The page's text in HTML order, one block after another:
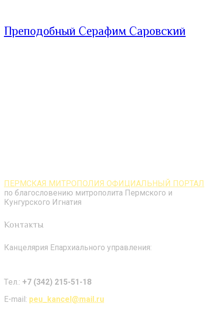
Преподобный Серафим Саровский
ПЕРМСКАЯ МИТРОПОЛИЯ ОФИЦИАЛЬНЫЙ ПОРТАЛ
по благословению митрополита Пермского и
Кунгурского Игнатия
Контакты
Канцелярия Епархиального управления:
Tел.: +7 (342) 215-51-18
E-mail: peu_kancel@mail.ru